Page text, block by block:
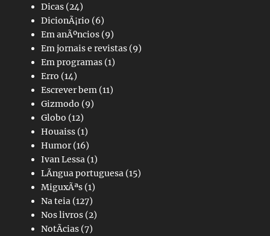
Dicas (24)
DicionÃ¡rio (6)
Em anÃºncios (9)
Em jornais e revistas (9)
Em programas (1)
Erro (14)
Escrever bem (11)
Gizmodo (9)
Globo (12)
Houaiss (1)
Humor(16)
Ivan Lessa (1)
LÃ­ngua portuguesa (15)
MiguxÃªs (1)
Na teia (127)
Nos livros (2)
NotÃ­cias (7)